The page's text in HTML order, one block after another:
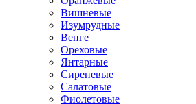
Вишневые
Изумрудные
Венге
Ореховые
Янтарные
Сиреневые
Салатовые
Фиолетовые